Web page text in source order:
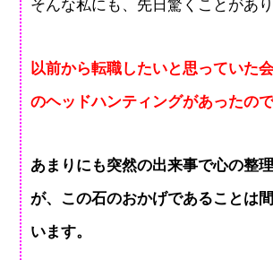
そんな私にも、先日驚くことがあり
以前から転職したいと思っていた
のヘッドハンティングがあったので
あまりにも突然の出来事で心の整
が、この石のおかげであることは
います。